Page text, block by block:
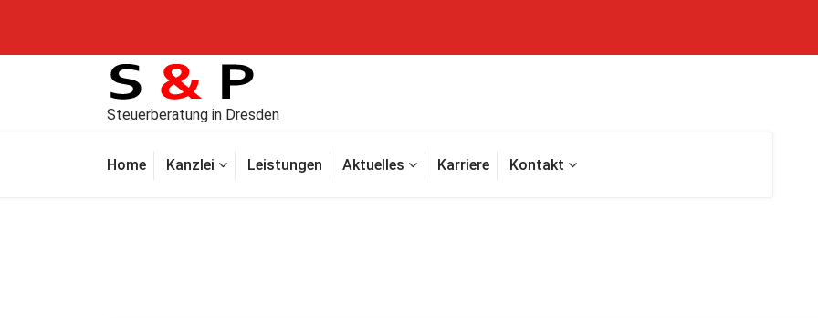
Steuerberatung in Dresden
Home Kanzlei Leistungen Aktuelles Karriere Kontakt